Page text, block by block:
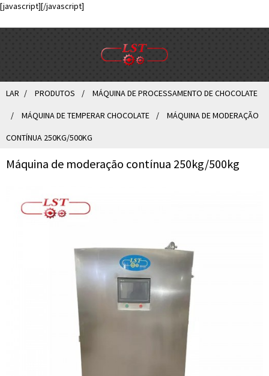
[javascript][/javascript]
LAR PRODUTOS MÁQUINA DE PROCESSAMENTO DE CHOCOLATE
MÁQUINA DE TEMPERAR CHOCOLATE MÁQUINA DE MODERAÇÃO
CONTÍNUA 250KG/500KG
Máquina de moderação contínua 250kg/500kg